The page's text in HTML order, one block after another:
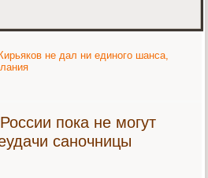
не дал ни единого шанса,
пока не могут
саночницы